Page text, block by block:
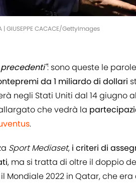
GIUSEPPE CACACE/GettyImages
precedenti": sono queste le
da 1 miliardo di dollari
negli Stati Uniti dal 14 giugno
che vedrà la
.
Sport Mediaset, i criteri di
, ma si tratta di oltre il doppio
Mondiale 2022 in Qatar, che